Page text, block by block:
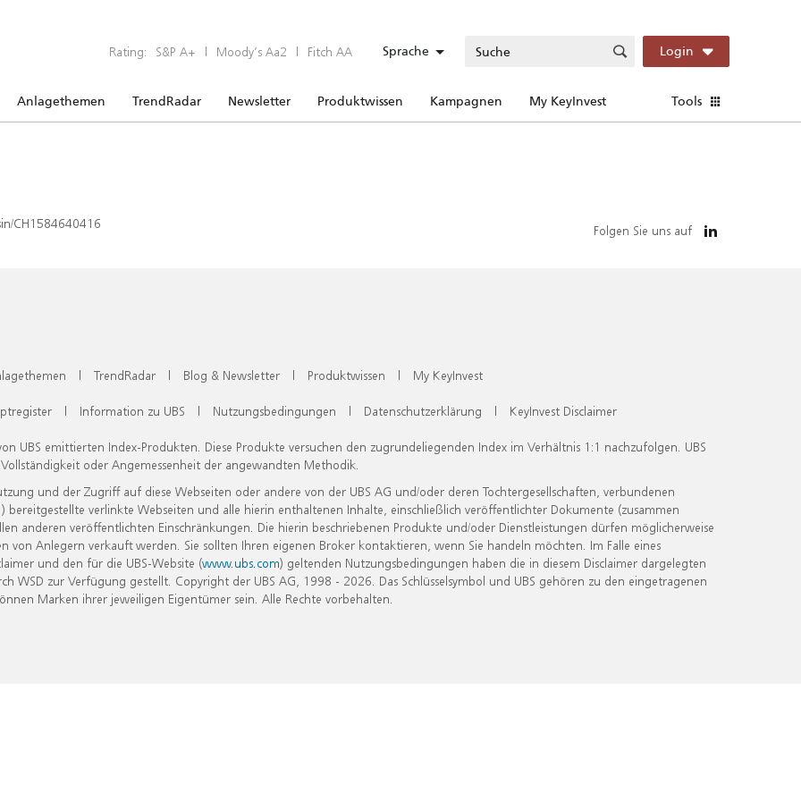
Rating: S&P A+ | Moody’s Aa2 | Fitch AA Sprache Login
Anlagethemen TrendRadar Newsletter Produktwissen Kampagnen My KeyInvest Tools
CH1584640416 Folgen Sie uns auf
| TrendRadar | Blog & Newsletter | Produktwissen | My KeyInvest
| Information zu UBS | Nutzungsbedingungen | Datenschutzerklärung | KeyInvest Disclaimer
UBS emittierten Index-Produkten. Diese Produkte versuchen den zugrundeliegenden Index im Verhältnis 1:1 nachzufolgen. UBS
oder Angemessenheit der angewandten Methodik.
und der Zugriff auf diese Webseiten oder andere von der UBS AG und/oder deren Tochtergesellschaften, verbundenen
verlinkte Webseiten und alle hierin enthaltenen Inhalte, einschließlich veröffentlichter Dokumente (zusammen
anderen veröffentlichten Einschränkungen. Die hierin beschriebenen Produkte und/oder Dienstleistungen dürfen möglicherweise
Anlegern verkauft werden. Sie sollten Ihren eigenen Broker kontaktieren, wenn Sie handeln möchten. Im Falle eines
und den für die UBS-Website (www.ubs.com) geltenden Nutzungsbedingungen haben die in diesem Disclaimer dargelegten
zur Verfügung gestellt. Copyright der UBS AG, 1998 - 2026. Das Schlüsselsymbol und UBS gehören zu den eingetragenen
Marken ihrer jeweiligen Eigentümer sein. Alle Rechte vorbehalten.